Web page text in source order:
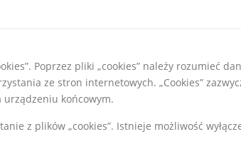
Poprzez pliki „cookies” należy rozumieć
ze stron internetowych. „Cookies”
końcowym.
z plików „cookies”. Istnieje możliwość